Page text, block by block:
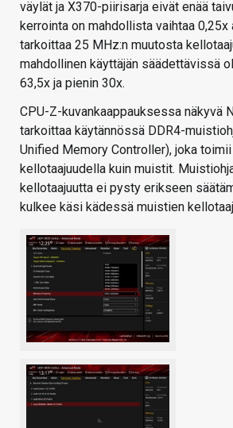
väylät ja X370-piirisarja eivät enää
kerrointa on mahdollista vaihtaa 0,25x
tarkoittaa 25 MHz:n muutosta
mahdollinen käyttäjän säädettävissä
63,5x ja pienin 30x.
CPU-Z-kuvankaappauksessa näkyvä
tarkoittaa käytännössä DDR4-
Unified Memory Controller), joka
kellotaajuudella kuin muistit.
kellotaajuutta ei pysty erikseen
kulkee käsi kädessä muistien